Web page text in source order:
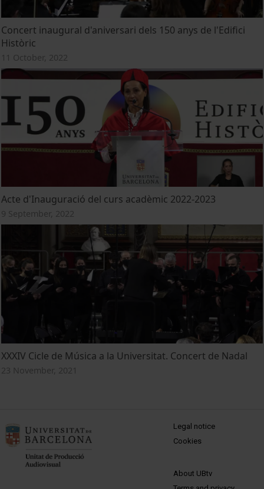
Concert inaugural d'aniversari dels 150 anys de l'Edifici
Històric
11 October, 2022
Acte d'Inauguració del curs acadèmic 2022-2023
9 September, 2022
XXXIV Cicle de Música a la Universitat. Concert de Nadal
23 November, 2021
MENÚ PEU 1
Legal notice
Cookies
PEU 2
About UBtv